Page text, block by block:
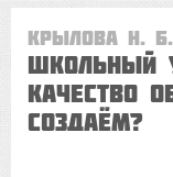
Крылова Н. Б.
Школьный
качество
создаём?